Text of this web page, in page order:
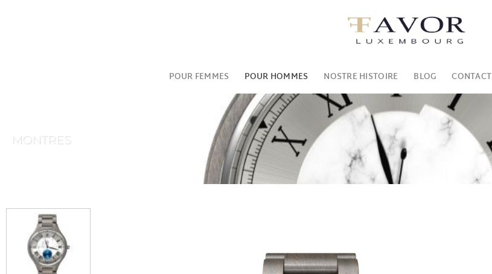
POUR FEMMES POUR HOMMES NOSTRE HISTOIRE BLOG CONTACT
MONTRES